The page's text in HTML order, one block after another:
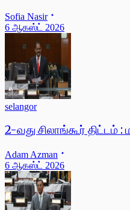
Sofia Nasir
6 ஆகஸ்ட் 2026
selangor
2-வது சிலாங்கூர்
Adam Azman
6 ஆகஸ்ட் 2026